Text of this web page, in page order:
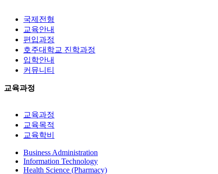
국제전형
교육안내
편입과정
호주대학교 진학과정
입학안내
커뮤니티
교육과정
교육과정
교육목적
교육학비
Business Administration
Information Technology
Health Science (Pharmacy)